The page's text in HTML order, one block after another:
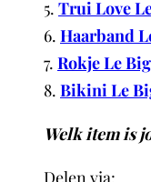
5. Trui Love
6. Haarband
7. Rokje Le Big
8. Bikini Le
Welk item is
Delen via: